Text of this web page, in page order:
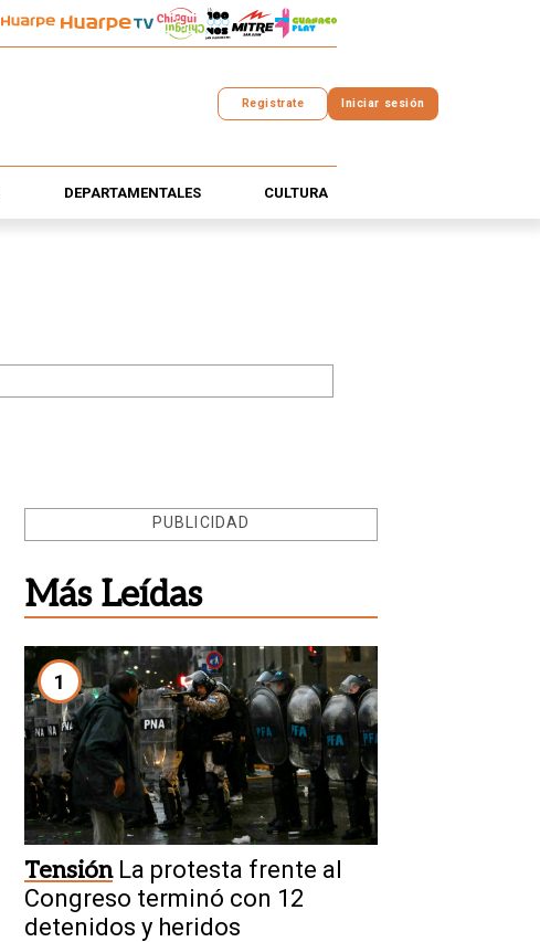
Registrate Iniciar sesión
DEPARTAMENTALES CULTURA
PUBLICIDAD
Más Leídas
1
Tensión La protesta frente al
Congreso terminó con 12
detenidos y heridos